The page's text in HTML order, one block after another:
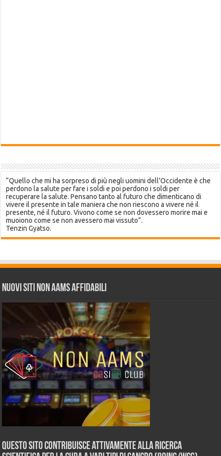
“Quello che mi ha sorpreso di più negli uomini dell’Occidente è che
perdono la salute per fare i soldi e poi perdono i soldi per
recuperare la salute. Pensano tanto al futuro che dimenticano di
vivere il presente in tale maniera che non riescono a vivere né il
presente, né il futuro. Vivono come se non dovessero morire mai e
muoiono come se non avessero mai vissuto”.
Tenzin Gyatso.
Nuovi siti non AAMS affidabili
Questo sito contribuisce attivamente alla ricerca